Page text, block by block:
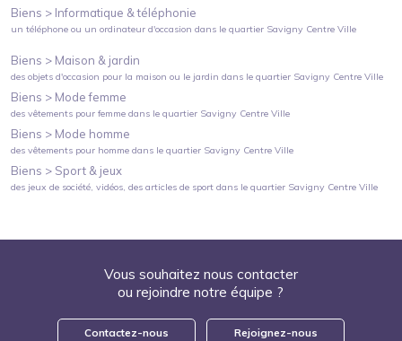
Biens > Informatique & téléphonie
un téléphone ou un ordinateur d'occasion dans le quartier Savigny Centre Ville
Biens > Maison & jardin
des objets d'occasion pour la maison ou le jardin dans le quartier Savigny Centre Ville
Biens > Mode femme
des vêtements pour femme dans le quartier Savigny Centre Ville
Biens > Mode homme
des vêtements pour homme dans le quartier Savigny Centre Ville
Biens > Sport & jeux
des jeux de société, vidéos, des articles de sport dans le quartier Savigny Centre Ville
Vous souhaitez nous contacter
ou rejoindre notre équipe ?
Contactez-nous Rejoignez-nous